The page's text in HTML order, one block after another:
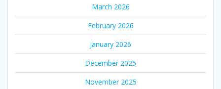
March 2026
February 2026
January 2026
December 2025
November 2025